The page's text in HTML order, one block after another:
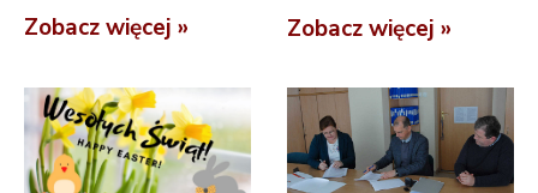
Zobacz więcej » Zobacz więcej »